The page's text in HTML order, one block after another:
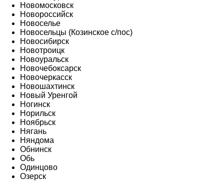
Новомосковск
Новороссийск
Новоселье
Новосельцы (Козинское с/пос)
Новосибирск
Новотроицк
Новоуральск
Новочебоксарск
Новочеркасск
Новошахтинск
Новый Уренгой
Ногинск
Норильск
Ноябрьск
Нягань
Няндома
Обнинск
Обь
Одинцово
Озерск